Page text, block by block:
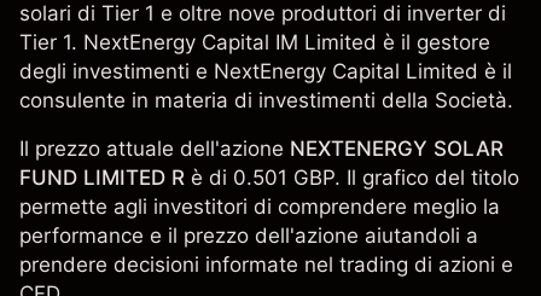
solari di Tier 1 e oltre nove produttori di inverter di
Tier 1. NextEnergy Capital IM Limited è il gestore
degli investimenti e NextEnergy Capital Limited è il
consulente in materia di investimenti della Società.
Il prezzo attuale dell'azione NEXTENERGY SOLAR
FUND LIMITED R è di 0.501 GBP. Il grafico del titolo
permette agli investitori di comprendere meglio la
performance e il prezzo dell'azione aiutandoli a
prendere decisioni informate nel trading di azioni e